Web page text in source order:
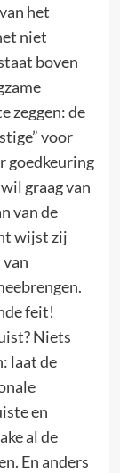
het
niet
boven
zeggen: de
voor
goedkeuring
graag van
van de
wijst zij
feit!
Niets
laat de
en
al de
En anders